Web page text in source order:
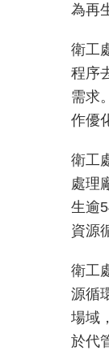
為再
衛工
程序
需求
作優
衛工
處理
生逾
資源
衛工
源循
場域
於代